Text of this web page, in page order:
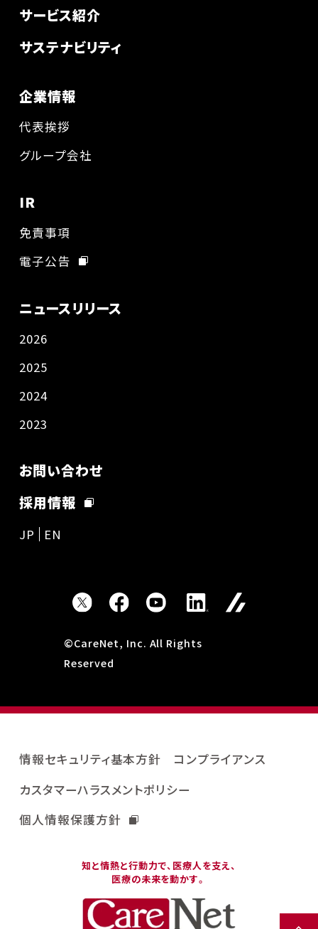
サービス紹介
サステナビリティ
企業情報
代表挨拶
グループ会社
IR
免責事項
電子公告
ニュースリリース
2026
2025
2024
2023
お問い合わせ
採用情報
JP EN
©CareNet, Inc. All Rights
Reserved
知と情熱と行動力で、医療人を支え、
医療の未来を動かす。
情報セキュリティ基本方針
コンプライアンス
カスタマーハラスメントポリシー
個人情報保護方針